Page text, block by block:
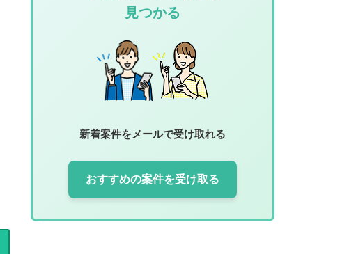
見つかる
新着案件をメールで受け取れる
おすすめの案件を受け取る